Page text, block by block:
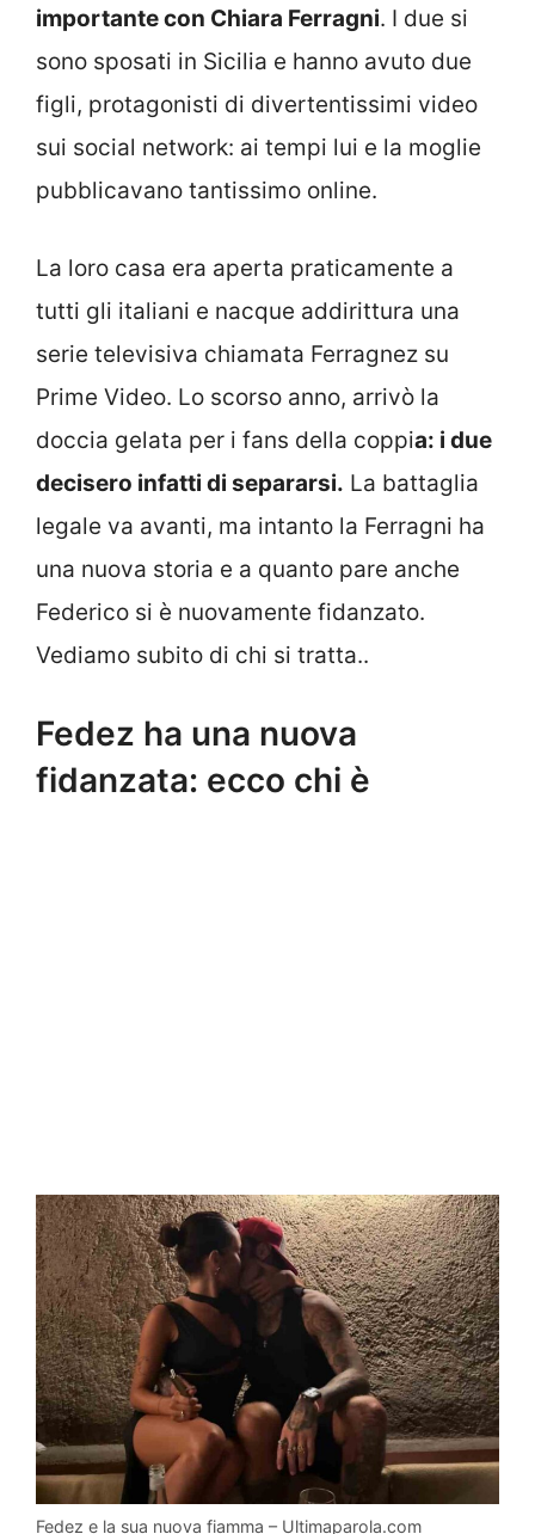
importante con Chiara Ferragni. I due si
sono sposati in Sicilia e hanno avuto due
figli, protagonisti di divertentissimi video
sui social network: ai tempi lui e la moglie
pubblicavano tantissimo online.
La loro casa era aperta praticamente a
tutti gli italiani e nacque addirittura una
serie televisiva chiamata Ferragnez su
Prime Video. Lo scorso anno, arrivò la
doccia gelata per i fans della coppia: i due
decisero infatti di separarsi. La battaglia
legale va avanti, ma intanto la Ferragni ha
una nuova storia e a quanto pare anche
Federico si è nuovamente fidanzato.
Vediamo subito di chi si tratta..
Fedez ha una nuova
fidanzata: ecco chi è
Fedez e la sua nuova fiamma – Ultimaparola.com